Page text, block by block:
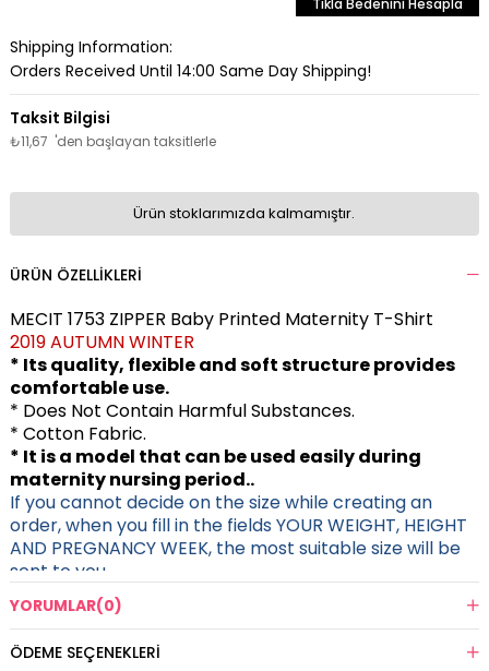
Tıkla Bedenini Hesapla
Shipping Information:
Orders Received Until 14:00 Same Day Shipping!
₺11,67 'den başlayan taksitlerle
Ürün stoklarımızda kalmamıştır.
ÜRÜN ÖZELLIKLERI
MECIT 1753 ZIPPER Baby Printed Maternity T-Shirt
2019 AUTUMN WINTER
* Its quality, flexible and soft structure provides
comfortable use.
* Does Not Contain Harmful Substances.
* Cotton Fabric.
* It is a model that can be used easily during
maternity nursing period..
If you cannot decide on the size while creating an
order, when you fill in the fields YOUR WEIGHT, HEIGHT
AND PREGNANCY WEEK, the most suitable size will be
sent to you.
YORUMLAR(0)
ÖDEME SEÇENEKLERI